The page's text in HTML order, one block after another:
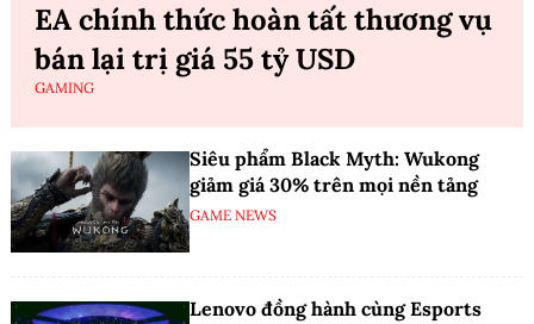
EA chính thức hoàn tất thương vụ
bán lại trị giá 55 tỷ USD
GAMING
Siêu phẩm Black Myth: Wukong
giảm giá 30% trên mọi nền tảng
GAME NEWS
Lenovo đồng hành cùng Esports